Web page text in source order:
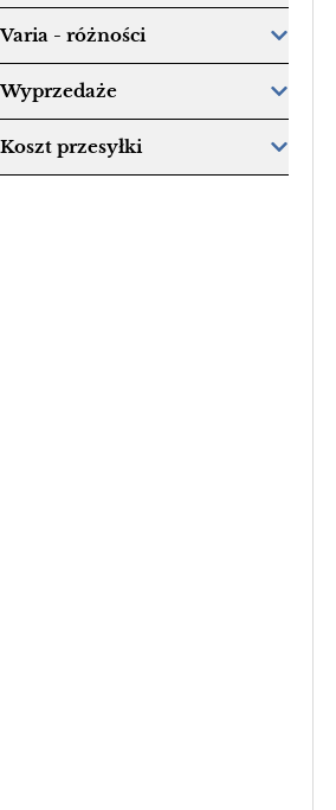
Varia - różności
Wyprzedaże
Koszt przesyłki